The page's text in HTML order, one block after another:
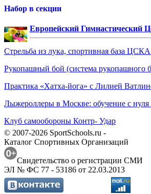
Набор в секции
Европейский Гимнастический
Стрельба из лука, спортивная база
Рукопашный бой (система рукопашного
Практика «Хатха-йога» с Лилией
Лыжероллеры в Москве: обучение с нуля
Клуб самообороны Контр- Удар
© 2007-2026 SportSchools.ru -
Каталог Спортивных Организаций
Свидетельство о регистрации СМИ
ЭЛ № ФС 77 - 53186 от 22.03.2013